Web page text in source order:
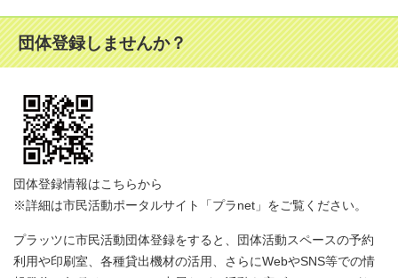
団体登録しませんか？
団体登録情報はこちらから
※詳細は市民活動ポータルサイト「プラnet」をご覧ください。
プラッツに市民活動団体登録をすると、団体活動スペースの予約
利用や印刷室、各種貸出機材の活用、さらにWebやSNS等での情